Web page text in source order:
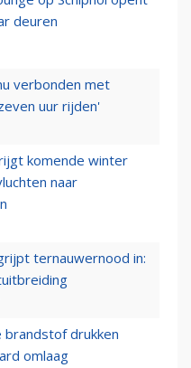
deuren
verbonden met
uur rijden'
komende winter
naar
ternauwernood in:
brandstof drukken
omlaag